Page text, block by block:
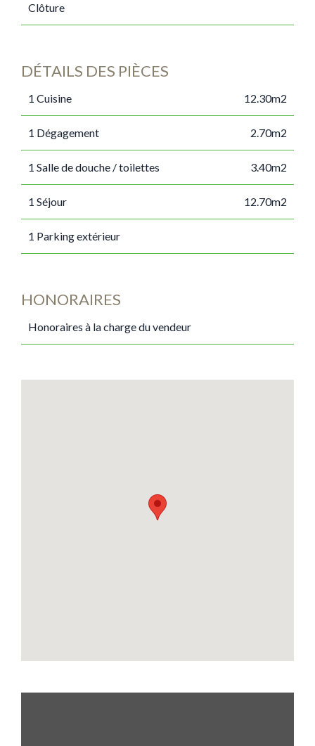
Clôture
DÉTAILS DES PIÈCES
1 Cuisine 12.30m2
1 Dégagement 2.70m2
1 Salle de douche / toilettes 3.40m2
1 Séjour 12.70m2
1 Parking extérieur
HONORAIRES
Honoraires à la charge du vendeur